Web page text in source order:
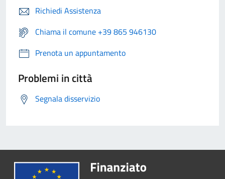
Richiedi Assistenza
Chiama il comune +39 865 946130
Prenota un appuntamento
Problemi in città
Segnala disservizio